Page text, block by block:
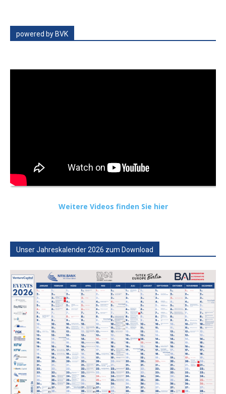
powered by BVK
Weitere Videos finden Sie hier
Unser Jahreskalender 2026 zum Download